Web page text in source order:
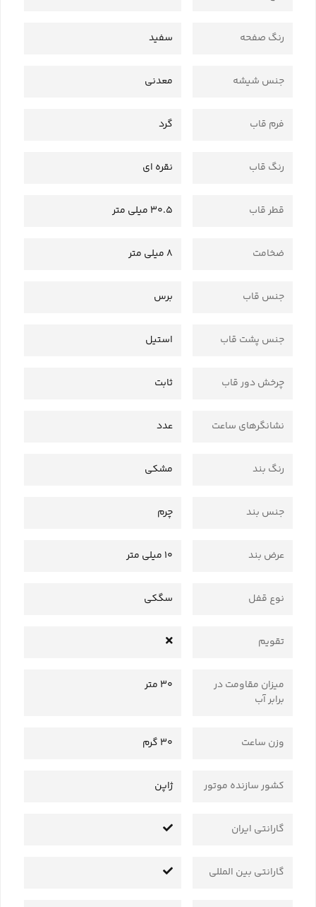
رنگ صفحه سفید
جنس شیشه معدنی
فرم قاب گرد
رنگ قاب نقره ای
قطر قاب 30.5 میلی متر
ضخامت 8 میلی متر
جنس قاب برس
جنس پشت قاب استیل
چرخش دور قاب ثابت
نشانگرهای ساعت عدد
رنگ بند مشکی
جنس بند چرم
عرض بند 10 میلی متر
نوع قفل سگکی
تقویم
میزان مقاومت در
برابر آب
30 متر
وزن ساعت 30 گرم
کشور سازنده موتور ژاپن
گارانتی ایران
گارانتی بین المللی